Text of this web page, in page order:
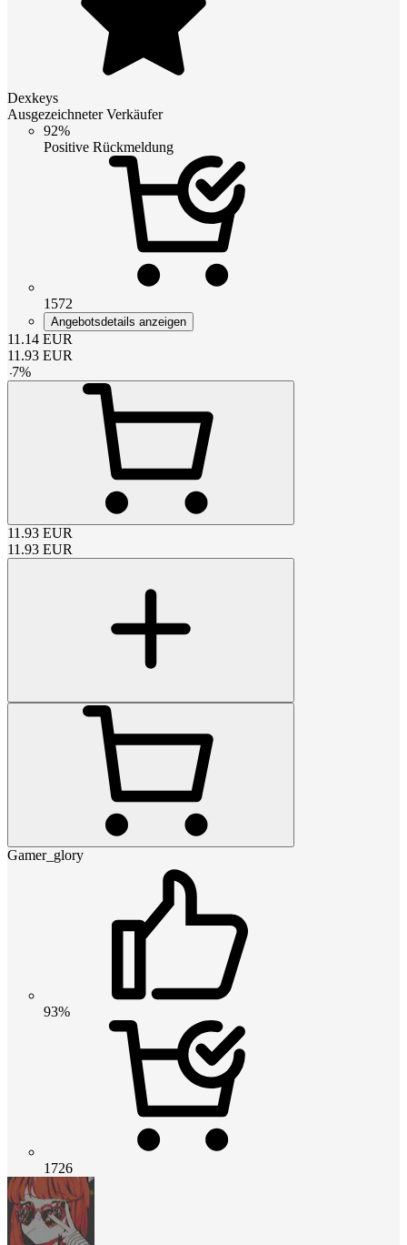
Dexkeys
Ausgezeichneter Verkäufer
92%
Positive Rückmeldung
1572
Angebotsdetails anzeigen
11.14 EUR
11.93 EUR
-7%
11.93 EUR
11.93 EUR
Gamer_glory
93%
1726